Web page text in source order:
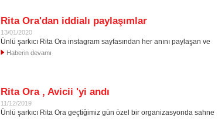
Rita Ora'dan iddialı paylaşımlar
13/01/2020
Ünlü şarkıcı Rita Ora instagram sayfasından her anını paylaşan ve
Haberin devamı
Rita Ora , Avicii 'yi andı
11/12/2019
Ünlü şarkıcı Rita Ora geçtiğimiz gün özel bir organizasyonda sahne